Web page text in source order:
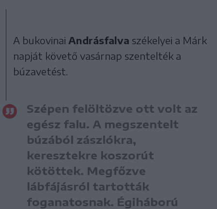
A bukovinai Andrásfalva székelyei a Márk
napját követő vasárnap szentelték a
búzavetést.
Szépen felöltözve ott volt az
egész falu. A megszentelt
búzából zászlókra,
keresztekre koszorút
kötöttek. Megfőzve
lábfájásról tartották
foganatosnak. Égiháború